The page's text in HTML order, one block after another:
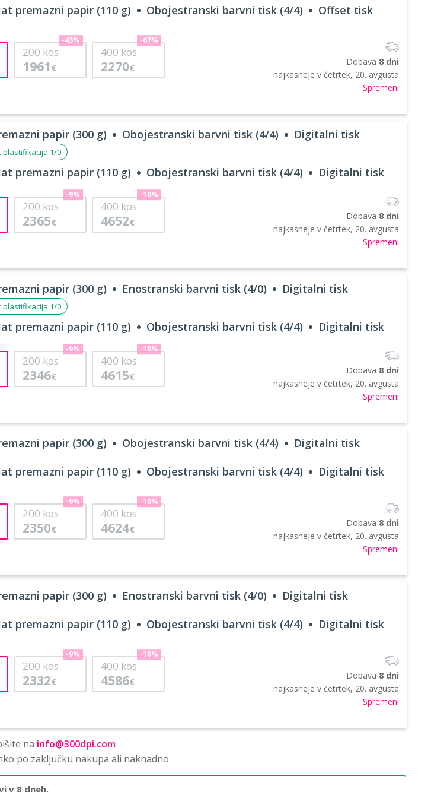
premazni papir (110 g) Obojestranski barvni tisk (4/4) Offset tisk
200 kos
1961 €
-43%
400 kos
2270€
-67%
Dobava 8 dni
najkasneje v četrtek, 20. avgusta
Spremeni
papir (300 g) Obojestranski barvni tisk (4/4) Digitalni tisk
plastifikacija 1/0
premazni papir (110 g) Obojestranski barvni tisk (4/4) Digitalni tisk
200 kos
2365€
-9%
400 kos
4652€
-10%
Dobava 8 dni
najkasneje v četrtek, 20. avgusta
Spremeni
papir (300 g) Enostranski barvni tisk (4/0) Digitalni tisk
plastifikacija 1/0
premazni papir (110 g) Obojestranski barvni tisk (4/4) Digitalni tisk
200 kos
2346€
-9%
400 kos
4615€
-10%
Dobava 8 dni
najkasneje v četrtek, 20. avgusta
Spremeni
papir (300 g) Obojestranski barvni tisk (4/4) Digitalni tisk
premazni papir (110 g) Obojestranski barvni tisk (4/4) Digitalni tisk
200 kos
2350€
-9%
400 kos
4624€
-10%
Dobava 8 dni
najkasneje v četrtek, 20. avgusta
Spremeni
papir (300 g) Enostranski barvni tisk (4/0) Digitalni tisk
premazni papir (110 g) Obojestranski barvni tisk (4/4) Digitalni tisk
200 kos
2332€
-9%
400 kos
4586€
-10%
Dobava 8 dni
najkasneje v četrtek, 20. avgusta
Spremeni
na info@300dpi.com
po zaključku nakupa ali naknadno
v 8 dneh.